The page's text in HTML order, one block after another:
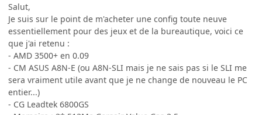
Salut,
Je suis sur le point de m'acheter une config toute neuve
essentiellement pour des jeux et de la bureautique, voici ce
que j'ai retenu :
- AMD 3500+ en 0.09
- CM ASUS A8N-E (ou A8N-SLI mais je ne sais pas si le SLI me
sera vraiment utile avant que je ne change de nouveau le PC
entier...)
- CG Leadtek 6800GS